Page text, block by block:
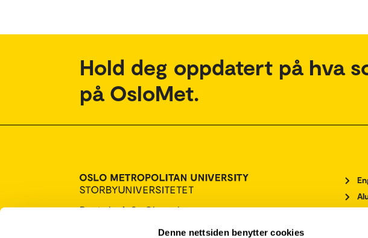
Denne nettsiden benytter cookies
Hold deg oppdatert på hva
på OsloMet.
Postboks 4, St. Olavs plass